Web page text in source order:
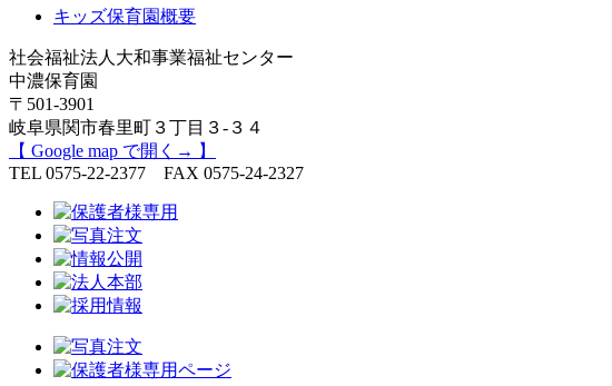
キッズ保育園概要
社会福祉法人大和事業福祉センター
中濃保育園
〒501-3901
岐阜県関市春里町３丁目３-３４
【 Google map で開く→ 】
TEL 0575-22-2377 FAX 0575-24-2327